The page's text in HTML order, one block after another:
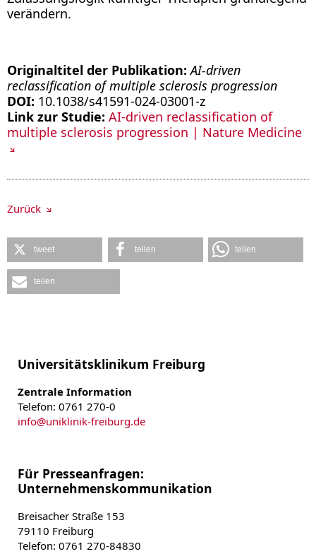
verändern.
Originaltitel der Publikation:AI-driven
reclassification of multiple sclerosis progression
DOI: 10.1038/s41591-024-03001-z
Link zur Studie: AI-driven reclassification of
multiple sclerosis progression | Nature Medicine
Zurück
tweet teilen teilen
teilen
Universitätsklinikum Freiburg
Zentrale Information
Telefon: 0761 270-0
info@uniklinik-freiburg.de
Für Presseanfragen:
Unternehmenskommunikation
Breisacher Straße 153
79110 Freiburg
Telefon: 0761 270-84830